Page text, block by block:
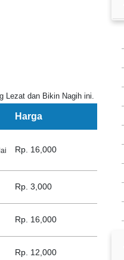
Lezat dan Bikin Nagih ini.
Harga
Rp. 16,000
Rp. 3,000
Rp. 16,000
Rp. 12,000